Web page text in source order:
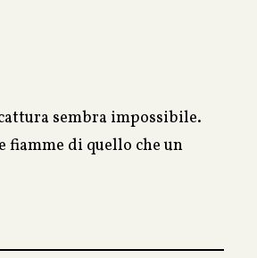
sembra impossibile.
fiamme di quello che un